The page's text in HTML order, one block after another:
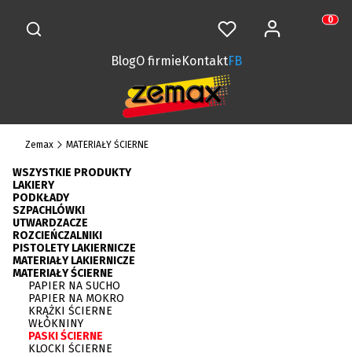
Otwórz wyszukiwarkę
Szukaj Ulubione Zaloguj się
BlogO firmieKontaktFB
Zemax MATERIAŁY ŚCIERNE
WSZYSTKIE PRODUKTY
LAKIERY
PODKŁADY
SZPACHLÓWKI
UTWARDZACZE
ROZCIEŃCZALNIKI
PISTOLETY LAKIERNICZE
MATERIAŁY LAKIERNICZE
MATERIAŁY ŚCIERNE
PAPIER NA SUCHO
PAPIER NA MOKRO
KRĄŻKI ŚCIERNE
WŁÓKNINY
PASKI ŚCIERNE
KLOCKI ŚCIERNE